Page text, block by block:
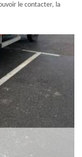
le contacter, la